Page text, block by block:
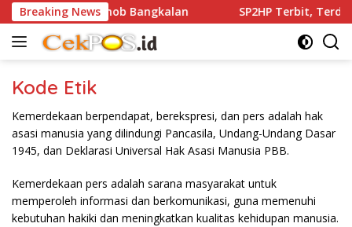
Langsung
ke
konten
Breaking News
Dibekuk Tim Resmob Bangkalan SP2HP Terbit,
Kode Etik
Kemerdekaan berpendapat, berekspresi, dan pers adalah hak
asasi manusia yang dilindungi Pancasila, Undang-Undang Dasar
1945, dan Deklarasi Universal Hak Asasi Manusia PBB.
Kemerdekaan pers adalah sarana masyarakat untuk
memperoleh informasi dan berkomunikasi, guna memenuhi
kebutuhan hakiki dan meningkatkan kualitas kehidupan manusia.